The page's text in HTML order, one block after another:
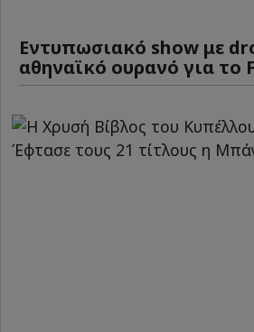
Εντυπωσιακό show με
αθηναϊκό ουρανό για το